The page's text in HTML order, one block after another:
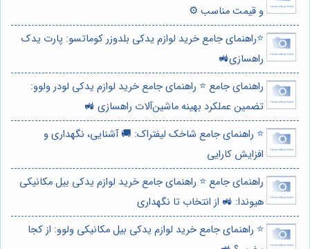
و قیمت مناسب ⚙️
⭐️راهنمای جامع خرید لوازم یدکی بلدوزر کوماتسو: پارت یدک
راهسازی🚜
راهنمای جامع ⭐️ راهنمای جامع خرید لوازم یدکی لودر ولوو:
تضمین عملکرد بهینه ماشین‌آلات راهسازی 🚜
⭐️ راهنمای جامع شاخک لیفتراک: 🚚 آشنایی، نگهداری و
افزایش کارایی
راهنمای جامع ⭐️ راهنمای جامع خرید لوازم یدکی بیل مکانیکی
هیوندا: 🚜 از انتخاب تا نگهداری
⭐️ راهنمای جامع خرید لوازم یدکی بیل مکانیکی ولوو: از کجا